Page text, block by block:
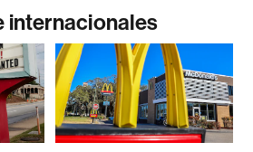
internacionales